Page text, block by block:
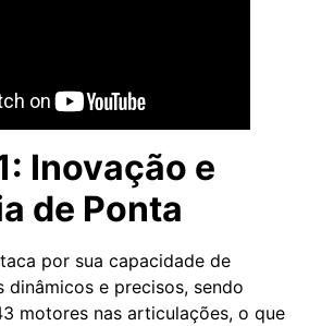
Inovação e
de Ponta
por sua capacidade de
dinâmicos e precisos, sendo
motores nas articulações, o que